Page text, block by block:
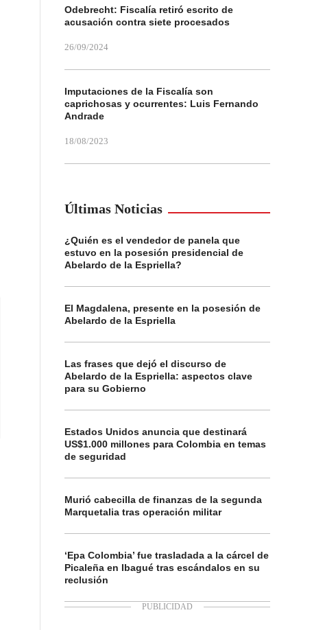
Odebrecht: Fiscalía retiró escrito de
acusación contra siete procesados
26/09/2024
Imputaciones de la Fiscalía son
caprichosas y ocurrentes: Luis Fernando
Andrade
18/08/2023
Últimas Noticias
¿Quién es el vendedor de panela que
estuvo en la posesión presidencial de
Abelardo de la Espriella?
El Magdalena, presente en la posesión de
Abelardo de la Espriella
Las frases que dejó el discurso de
Abelardo de la Espriella: aspectos clave
para su Gobierno
Estados Unidos anuncia que destinará
US$1.000 millones para Colombia en temas
de seguridad
Murió cabecilla de finanzas de la segunda
Marquetalia tras operación militar
‘Epa Colombia’ fue trasladada a la cárcel de
Picaleña en Ibagué tras escándalos en su
reclusión